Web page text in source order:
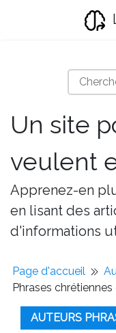
Un site
veulent
Apprenez-en
en lisant des
d'informations
Page d'accueil
Phrases chrétiennes
AUTEURS